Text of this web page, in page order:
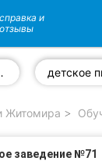
справка и
отзывы
детское
Житомира
заведение №71